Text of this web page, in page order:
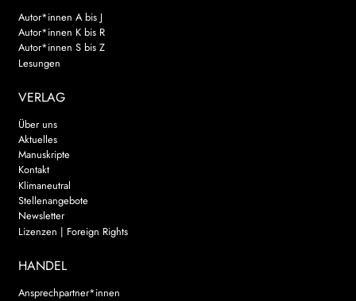
Autor*innen A bis J
Autor*innen K bis R
Autor*innen S bis Z
Lesungen
VERLAG
Über uns
Aktuelles
Manuskripte
Kontakt
Klimaneutral
Stellenangebote
Newsletter
Lizenzen | Foreign Rights
HANDEL
Ansprechpartner*innen